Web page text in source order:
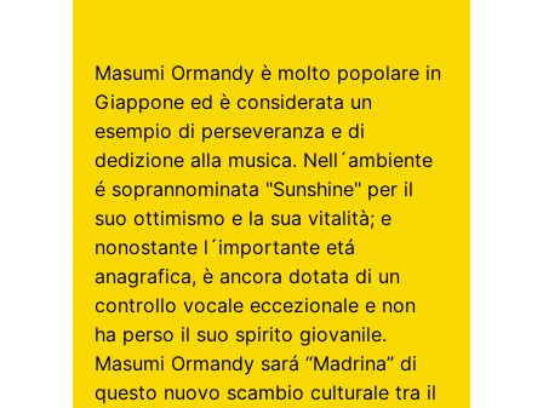
Masumi Ormandy è molto popolare in
Giappone ed è considerata un
esempio di perseveranza e di
dedizione alla musica. Nell´ambiente
é soprannominata "Sunshine" per il
suo ottimismo e la sua vitalità; e
nonostante l´importante etá
anagrafica, è ancora dotata di un
controllo vocale eccezionale e non
ha perso il suo spirito giovanile.
Masumi Ormandy sará “Madrina” di
questo nuovo scambio culturale tra il